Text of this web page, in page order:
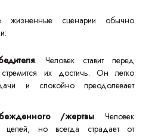
жизненные сценарии обычно
. Человек ставит перед
их достичь. Он легко
и спокойно преодолевает
/жертвы. Человек
целей, но всегда страдает от